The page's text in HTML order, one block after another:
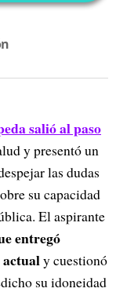
salió al paso
y presentó un
las dudas
su capacidad
El aspirante
entregó
actualy cuestionó
su idoneidad